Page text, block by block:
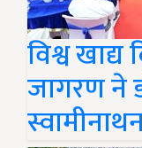
विश्व
जागरण ने